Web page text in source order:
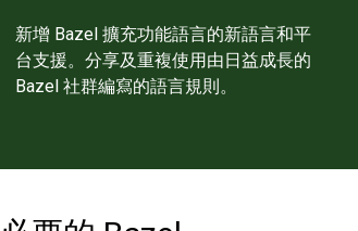
新增 Bazel 擴充功能語言的新語言和平
台支援。分享及重複使用由日益成長的
Bazel 社群編寫的語言規則。